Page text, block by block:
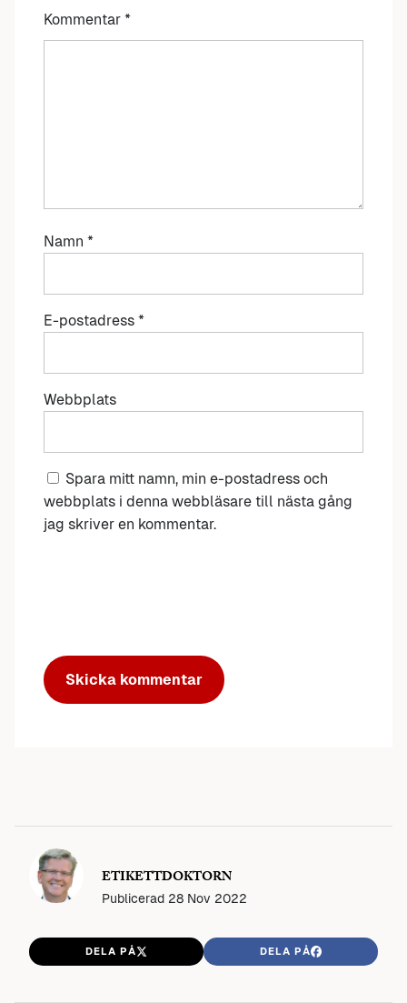
Kommentar *
Namn *
E-postadress *
Webbplats
Spara mitt namn, min e-postadress och
webbplats i denna webbläsare till nästa gång
jag skriver en kommentar.
ETIKETTDOKTORN
Publicerad 28 Nov 2022
DELA PÅ DELA PÅ